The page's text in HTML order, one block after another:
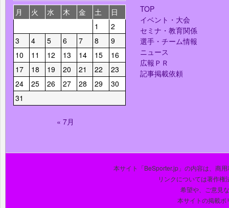
月
火 水 木 金 土
日
1
2
3
4 5 6 7 8
9
10
11 12 13 14 15
16
17
18 19 20 21 22
23
24
25 26 27 28 29
30
31
« 7月
TOP
イベント・大会
セミナ・教育関係
選手・チーム情報
ニュース
広報ＰＲ
記事掲載依頼
本サイト「BeSporter.jp」の内容は、商
リンクについては著作権
希望や、ご意見
本サイトの掲載ポ